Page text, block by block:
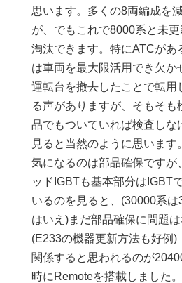
思います。多くの8両編成を
が、でもこれで8000系と未
淘汰できます。特にATCがあ
は車両を最大限活用でき欠か
運転台を撤去したことで転用
る声がありますが、そもそも
品でもついていれば検査しな
見ると当然のように思います。
気になるのは部品確保ですが
ッドIGBTも基本部分はIGBT
いるのを見ると、(30000系
はいえ)まだ部品確保に問題
(E233の機器更新方法も好例)
関係すると思われるのが
時にRemoteを搭載しました